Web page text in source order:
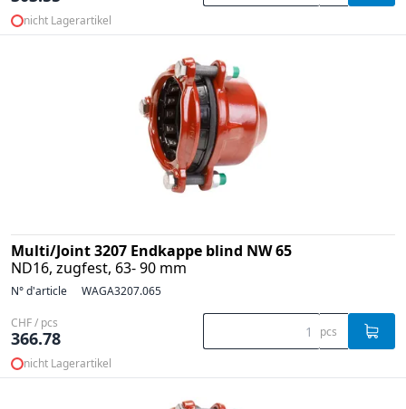
nicht Lagerartikel
Multi/Joint 3207 Endkappe blind NW 65
ND16, zugfest, 63- 90 mm
N° d'article WAGA3207.065
CHF / pcs
366.78 pcs
nicht Lagerartikel